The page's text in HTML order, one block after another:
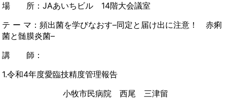
場 所：JAあいちビル 14階大会議室
テ ー マ：頻出菌を学びなおす–同定と届け出に注意！ 赤痢
菌と髄膜炎菌–
講 師：
1.令和4年度愛臨技精度管理報告
小牧市民病院 西尾 三津留